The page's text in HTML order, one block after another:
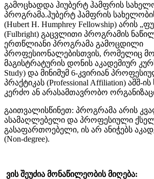
გამოცხადდა ჰიუბერტ ჰამფრის
პროგრამა.ჰუბერტ ჰამფრის
(Hubert H. Humphrey Fellowship) არის
(Fulbright) გაცვლითი პროგრამის
ერთწლიანი პროგრამა გამოცდილი
პროფესიონალებისთვის, რომელიც
მაგისტრატურის დონის აკადემიურ
Study) და მინიმუმ 6-კვირიან
პრაქტიკას (Professional Affiliation) აშშ-
კერძო ან არასამთავრობო
გაითვალისწინეთ: პროგრამა არის
ასამაღლებელი და პროფესიული
გასაფართოებელი, ის არ ანიჭებს
(Non-degree).
ვის შეუძია მონაწილეობის მიღება: